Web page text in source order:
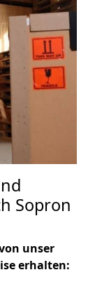
Sopron
unser
erhalten: